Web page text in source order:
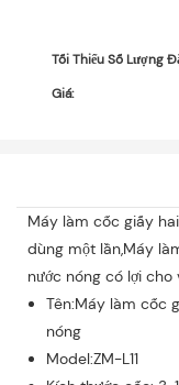
Tối Thiểu Số Lượng
Giá:
Máy làm cốc giấy
dùng một lần,Máy
nước nóng có lợi cho
Tên:Máy làm cốc
nóng
Model:ZM-L11